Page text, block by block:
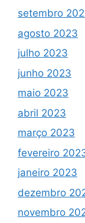
setembro
agosto 2023
julho 2023
junho 2023
maio 2023
abril 2023
março 2023
fevereiro
janeiro 2023
dezembro
novembro